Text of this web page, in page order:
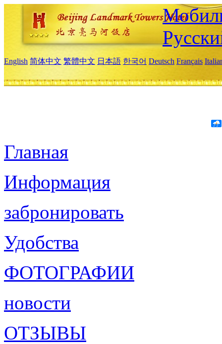
English 简体中文 繁體中文 日本語 한국어 Deutsch Français
Главная
Информация
забронировать
Удобства
ФОТОГРАФИИ
новости
ОТЗЫВЫ